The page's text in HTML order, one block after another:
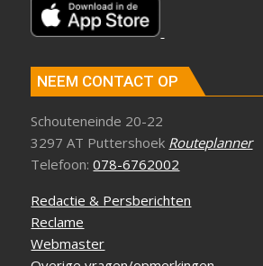
NEEM CONTACT OP
Schouteneinde 20-22
3297 AT Puttershoek Routeplanner
Telefoon:078-6762002
Redactie & Persberichten
Reclame
Webmaster